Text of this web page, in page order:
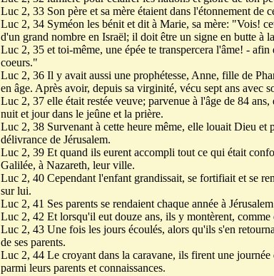
Luc 2, 33 Son père et sa mère étaient dans l'étonnement de
Luc 2, 34 Syméon les bénit et dit à Marie, sa mère: "Vois!
d'un grand nombre en Israël; il doit être un signe en butte à
Luc 2, 35 et toi-même, une épée te transpercera l'âme! - afin
coeurs."
Luc 2, 36 Il y avait aussi une prophétesse, Anne, fille de
en âge. Après avoir, depuis sa virginité, vécu sept ans avec
Luc 2, 37 elle était restée veuve; parvenue à l'âge de 84
nuit et jour dans le jeûne et la prière.
Luc 2, 38 Survenant à cette heure même, elle louait Dieu et
délivrance de Jérusalem.
Luc 2, 39 Et quand ils eurent accompli tout ce qui était
Galilée, à Nazareth, leur ville.
Luc 2, 40 Cependant l'enfant grandissait, se fortifiait et se
sur lui.
Luc 2, 41 Ses parents se rendaient chaque année à
Luc 2, 42 Et lorsqu'il eut douze ans, ils y montèrent,
Luc 2, 43 Une fois les jours écoulés, alors qu'ils s'en
de ses parents.
Luc 2, 44 Le croyant dans la caravane, ils firent une
parmi leurs parents et connaissances.